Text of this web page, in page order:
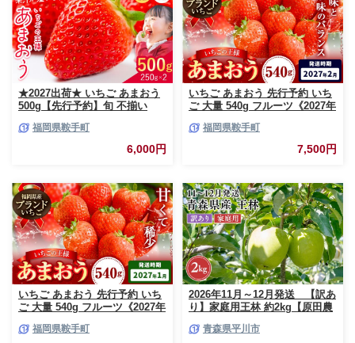
★2027出荷★ いちご あまおう
500g【先行予約】旬 不揃い
中旬-3月中旬頃出荷》福岡名産
品 果物 くだもの フルーツ いち
ご 苺 イチゴ【配送不可地域:離
福岡県鞍手町
6,000円
いちご あまおう 先行予約 いち
ご 大量 540g フルーツ《2027年
だもの 果物 福岡県 鞍手町【配
福岡県鞍手町
7,500円
いちご あまおう 先行予約 いち
ご 大量 540g フルーツ《2027年
だもの 果物 福岡県 鞍手町【配
福岡県鞍手町
2026年11月～12月発送 【訳あ
り】家庭用王林 約2kg【原田農
りんご リンゴ 林檎 くだもの 果
青森県平川市